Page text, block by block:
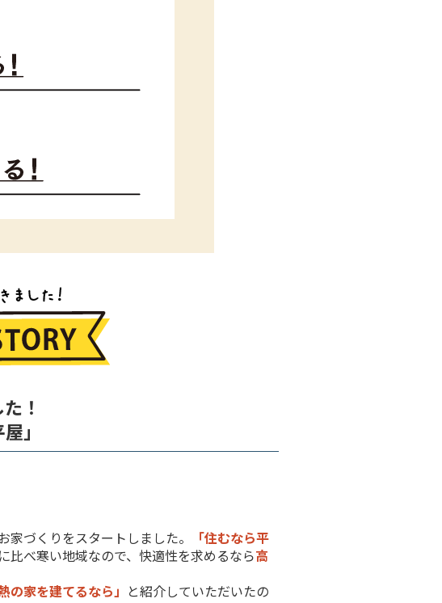
！
」
づくりをスタートしました。
「住むなら平
べ寒い地域なので、快適性を求めるなら高
の家を建てるなら」 と紹介していただいたの